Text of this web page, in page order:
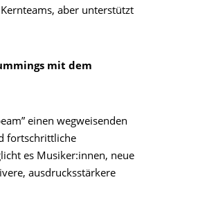
aber unterstützt
mit dem
einen wegweisenden
fortschrittliche
es Musiker:innen, neue
ausdrucksstärkere